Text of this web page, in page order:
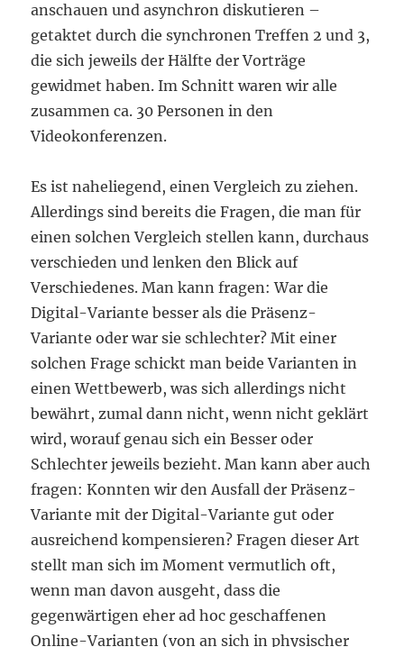
anschauen und asynchron diskutieren –
getaktet durch die synchronen Treffen 2 und 3,
die sich jeweils der Hälfte der Vorträge
gewidmet haben. Im Schnitt waren wir alle
zusammen ca. 30 Personen in den
Videokonferenzen.
Es ist naheliegend, einen Vergleich zu ziehen.
Allerdings sind bereits die Fragen, die man für
einen solchen Vergleich stellen kann, durchaus
verschieden und lenken den Blick auf
Verschiedenes. Man kann fragen: War die
Digital-Variante besser als die Präsenz-
Variante oder war sie schlechter? Mit einer
solchen Frage schickt man beide Varianten in
einen Wettbewerb, was sich allerdings nicht
bewährt, zumal dann nicht, wenn nicht geklärt
wird, worauf genau sich ein Besser oder
Schlechter jeweils bezieht. Man kann aber auch
fragen: Konnten wir den Ausfall der Präsenz-
Variante mit der Digital-Variante gut oder
ausreichend kompensieren? Fragen dieser Art
stellt man sich im Moment vermutlich oft,
wenn man davon ausgeht, dass die
gegenwärtigen eher ad hoc geschaffenen
Online-Varianten (von an sich in physischer